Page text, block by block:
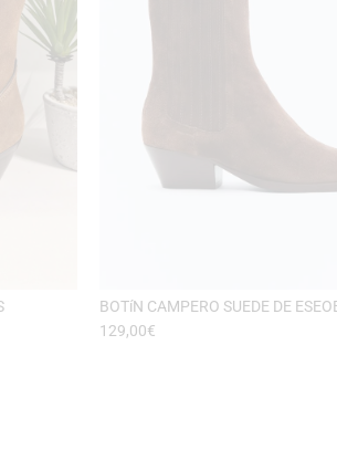
BOTíN CAMPERO SUEDE DE
129,00€